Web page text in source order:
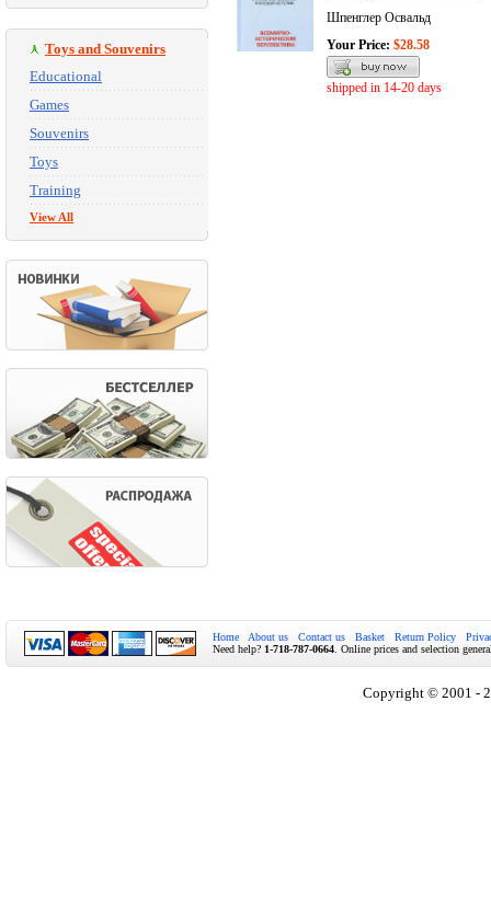
Toys and Souvenirs
Educational
Games
Souvenirs
Toys
Training
View All
Шпенглер Освальд
Your Price: $28.58
shipped in 14-20 days
Home About us Contact us Basket Return Policy
Need help? 1-718-787-0664 . Online prices and selection
Copyright © 2001 -